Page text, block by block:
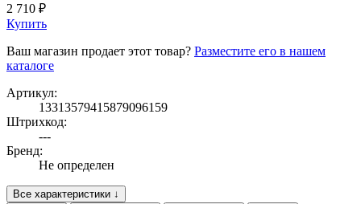
2 710 ₽
Купить
Ваш магазин продает этот товар? Разместите его в нашем
каталоге
Артикул:
13313579415879096159
Штрихкод:
---
Бренд:
Не определен
Все характеристики ↓